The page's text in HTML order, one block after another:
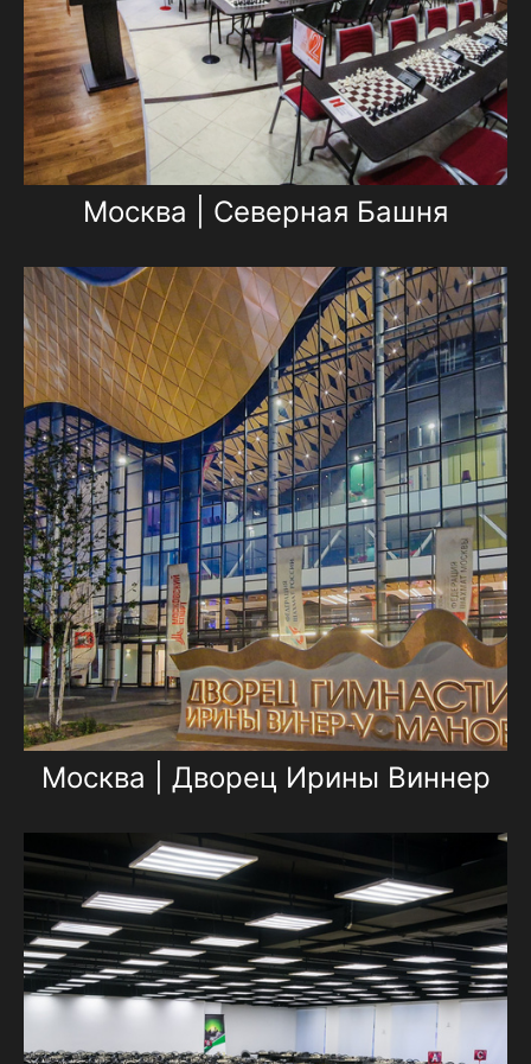
Москва | Северная Башня
Москва | Дворец Ирины Виннер